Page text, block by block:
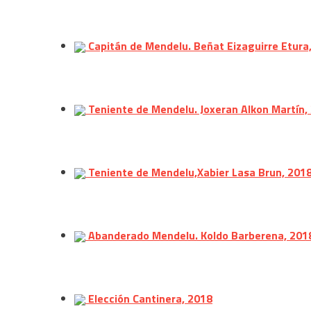
Capitán de Mendelu. Beñat Eizaguirre
Teniente de Mendelu. Joxeran Alkon Martín,
Teniente de Mendelu,Xabier Lasa Brun,
Abanderado Mendelu. Koldo Barberena,
Elección Cantinera, 2018